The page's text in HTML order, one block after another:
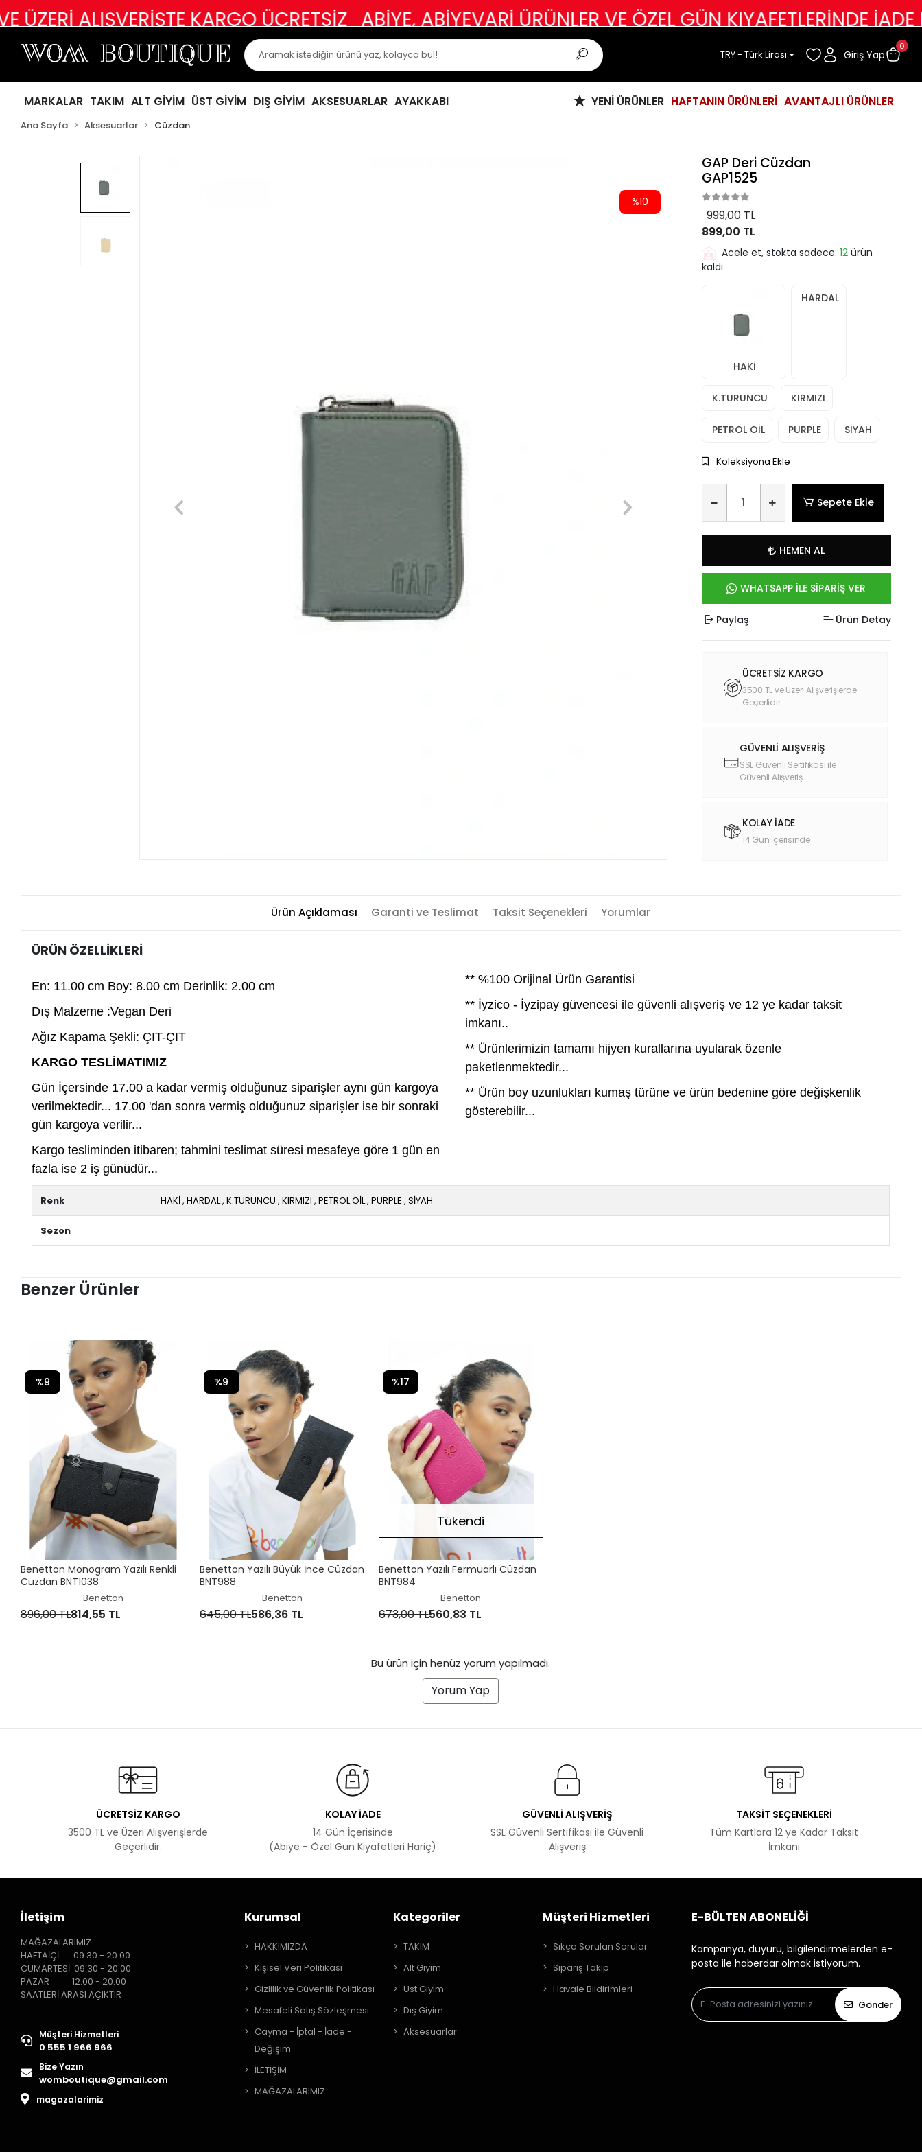
ALIŞVERİŞTE KARGO ÜCRETSİZ ABİYE, ABİYEVARİ ÜRÜNLER VE ÖZEL GÜN KIYAFETLERİNDE İADE
TRY - Türk Lirası Giriş Yap
0
MARKALAR TAKIM ALT GİYİM ÜST GİYİM DIŞ GİYİM AKSESUARLAR AYAKKABI YENİ ÜRÜNLER HAFTANIN ÜRÜNLERİ AVANTAJLI ÜRÜNLER
Ana Sayfa Aksesuarlar Cüzdan
%10
GAP Deri Cüzdan
GAP1525
999,00 TL
899,00 TL
Acele et, stokta sadece: 12 ürün
kaldı
HAKİ
HARDAL
K.TURUNCU KIRMIZI
PETROL OİL PURPLE SİYAH
Koleksiyona Ekle
Sepete Ekle
HEMEN AL
WHATSAPP İLE SİPARİŞ VER
Paylaş Ürün Detay
ÜCRETSİZ KARGO
3500 TL ve Üzeri Alışverişlerde
Geçerlidir.
GÜVENLİ ALIŞVERİŞ
SSL Güvenli Sertifikası ile
Güvenli Alışveriş
KOLAY İADE
14 Gün İçerisinde
Ürün Açıklaması Garanti ve Teslimat Taksit Seçenekleri Yorumlar
ÜRÜN ÖZELLİKLERİ
En: 11.00 cm Boy: 8.00 cm Derinlik: 2.00 cm
Dış Malzeme :Vegan Deri
Ağız Kapama Şekli: ÇIT-ÇIT
KARGO TESLİMATIMIZ
Gün İçersinde 17.00 a kadar vermiş olduğunuz siparişler aynı gün kargoya
verilmektedir... 17.00 'dan sonra vermiş olduğunuz siparişler ise bir sonraki
gün kargoya verilir...
Kargo tesliminden itibaren; tahmini teslimat süresi mesafeye göre 1 gün en
fazla ise 2 iş günüdür...
** %100 Orijinal Ürün Garantisi
** İyzico - İyzipay güvencesi ile güvenli alışveriş ve 12 ye kadar taksit
imkanı..
** Ürünlerimizin tamamı hijyen kurallarına uyularak özenle
paketlenmektedir...
** Ürün boy uzunlukları kumaş türüne ve ürün bedenine göre değişkenlik
gösterebilir...
Renk HAKİ,HARDAL,K.TURUNCU ,KIRMIZI ,PETROL OİL,PURPLE ,SİYAH
Sezon
Benzer Ürünler
Benetton Monogram Yazılı Renkli
Cüzdan BNT1038
Benetton
896,00 TL814,55 TL
%9
Benetton Yazılı Büyük İnce Cüzdan
BNT988
Benetton
645,00 TL586,36 TL
%9
Tükendi
Benetton Yazılı Fermuarlı Cüzdan
BNT984
Benetton
673,00 TL560,83 TL
%17
Bu ürün için henüz yorum yapılmadı.
Yorum Yap
ÜCRETSİZ KARGO
3500 TL ve Üzeri Alışverişlerde
Geçerlidir.
KOLAY İADE
14 Gün İçerisinde
(Abiye - Özel Gün Kıyafetleri Hariç)
GÜVENLİ ALIŞVERİŞ
SSL Güvenli Sertifikası ile Güvenli
Alışveriş
TAKSİT SEÇENEKLERİ
Tüm Kartlara 12 ye Kadar Taksit
İmkanı
İletişim
MAĞAZALARIMIZ
HAFTAİÇİ 09.30 - 20.00
CUMARTESİ 09.30 - 20.00
PAZAR 12.00 - 20.00
SAATLERİ ARASI AÇIKTIR
Müşteri Hizmetleri
0 555 1 966 966
Bize Yazın
womboutique@gmail.com
magazalarimiz
Kurumsal
HAKKIMIZDA
Kişisel Veri Politikası
Gizlilik ve Güvenlik Politikası
Mesafeli Satış Sözleşmesi
Cayma - İptal - İade -
Değişim
İLETİŞİM
MAĞAZALARIMIZ
Kategoriler
TAKIM
Alt Giyim
Üst Giyim
Dış Giyim
Aksesuarlar
Müşteri Hizmetleri
Sıkça Sorulan Sorular
Sipariş Takip
Havale Bildirimleri
E-BÜLTEN ABONELİĞİ
Kampanya, duyuru, bilgilendirmelerden e-
posta ile haberdar olmak istiyorum.
Gönder